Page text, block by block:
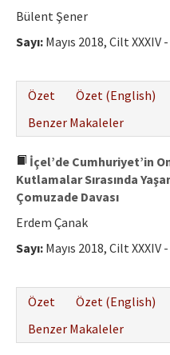
Bülent Şener
Sayı: Mayıs 2018, Cilt XXXIV -
Özet
Özet (English)
Benzer Makaleler
İçel’de Cumhuriyet’in
Kutlamalar Sırasında
Çomuzade Davası
Erdem Çanak
Sayı: Mayıs 2018, Cilt XXXIV -
Özet
Özet (English)
Benzer Makaleler